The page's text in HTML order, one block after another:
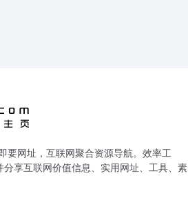
要网址，互联网聚合资源导航。效率工
享互联网价值信息、实用网址、工具、素